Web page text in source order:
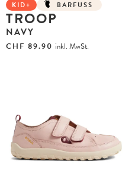
KID+ BARFUSS
TROOP
NAVY
CHF 89.90 inkl. MwSt.